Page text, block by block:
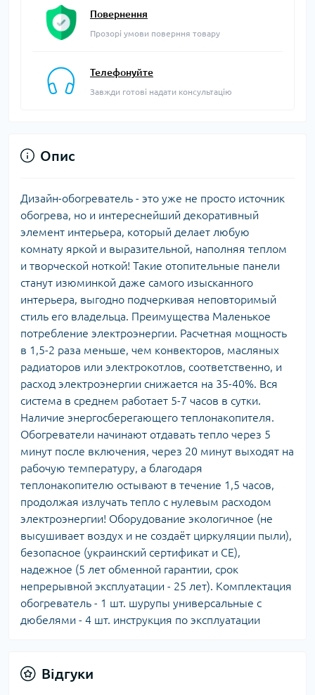
Повернення
Прозорі умови поверння товару
Телефонуйте
Завжди готові надати консультацію
Опис
Дизайн-обогреватель - это уже не просто источник
обогрева, но и интереснейший декоративный
элемент интерьера, который делает любую
комнату яркой и выразительной, наполняя теплом
и творческой ноткой! Такие отопительные панели
станут изюминкой даже самого изысканного
интерьера, выгодно подчеркивая неповторимый
стиль его владельца. Преимущества Маленькое
потребление электроэнергии. Расчетная мощность
в 1,5-2 раза меньше, чем конвекторов, масляных
радиаторов или электрокотлов, соответственно, и
расход электроэнергии снижается на 35-40%. Вся
система в среднем работает 5-7 часов в сутки.
Наличие энергосберегающего теплонакопителя.
Обогреватели начинают отдавать тепло через 5
минут после включения, через 20 минут выходят на
рабочую температуру, а благодаря
теплонакопителю остывают в течение 1,5 часов,
продолжая излучать тепло с нулевым расходом
электроэнергии! Оборудование экологичное (не
высушивает воздух и не создаёт циркуляции пыли),
безопасное (украинский сертификат и СЕ),
надежное (5 лет обменной гарантии, срок
непрерывной эксплуатации - 25 лет). Комплектация
обогреватель - 1 шт. шурупы универсальные с
дюбелями - 4 шт. инструкция по эксплуатации
Відгуки